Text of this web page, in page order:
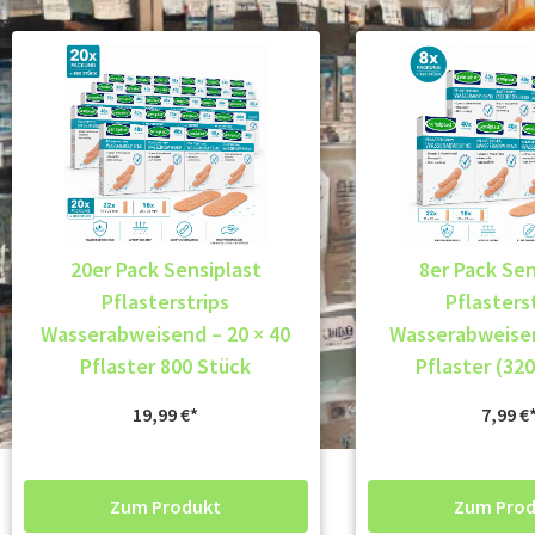
20er Pack Sensiplast
Pflasterstrips
Wasserabweisend – 20 × 40
Pflaster 800 Stück
19,99€
Zum Produkt
8er Pack
Pflaster
7,99€
Zum